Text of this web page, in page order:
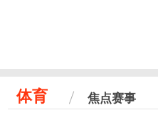
体育 焦点赛事